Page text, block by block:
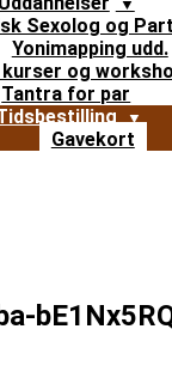
Sexolog og
Yonimapping udd.
og
Tantra for par
Gavekort